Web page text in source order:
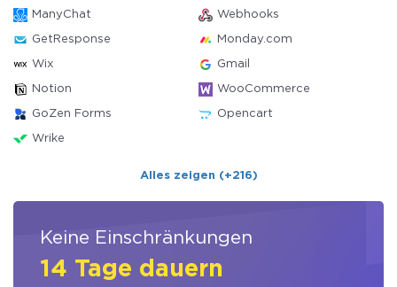
ManyChat Webhooks
GetResponse Monday.com
Wix Gmail
Notion WooCommerce
GoZen Forms Opencart
Wrike
Alles zeigen (+216)
Keine Einschränkungen
14 Tage dauern